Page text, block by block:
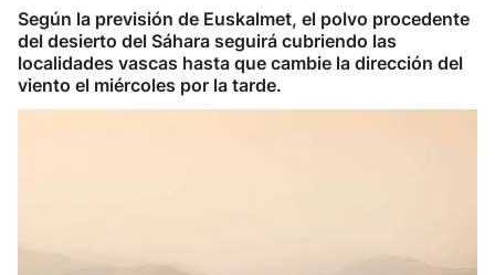
Eguraldia
Según la previsión de Euskalmet, el polvo procedente
del desierto del Sáhara seguirá cubriendo las
localidades vascas hasta que cambie la dirección del
viento el miércoles por la tarde.